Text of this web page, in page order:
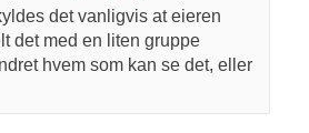
det vanligvis at eieren
det med en liten gruppe
hvem som kan se det, eller